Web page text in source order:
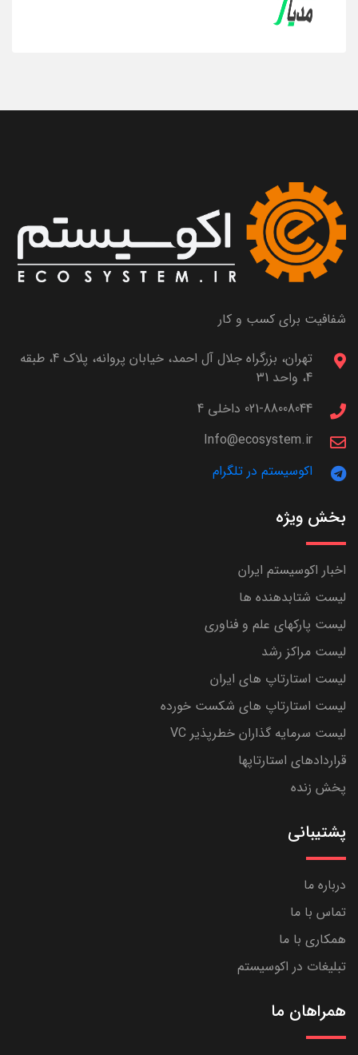
شفافیت برای کسب و کار
تهران، بزرگراه جلال آل احمد، خیابان پروانه، پلاک 4، طبقه
4، واحد 31
021-88008044 داخلی 4
Info@ecosystem.ir
اکوسیستم در تلگرام
بخش ویژه
اخبار اکوسیستم ایران
لیست شتابدهنده ها
لیست پارکهای علم و فناوری
لیست مراکز رشد
لیست استارتاپ های ایران
لیست استارتاپ های شکست خورده
لیست سرمایه گذاران خطرپذیر VC
قراردادهای استارتاپها
پخش زنده
پشتیبانی
درباره ما
تماس با ما
همکاری با ما
تبلیغات در اکوسیستم
همراهان ما